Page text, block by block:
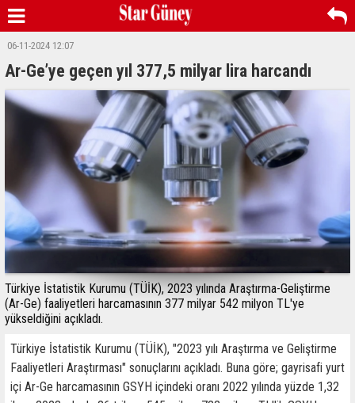
06-11-2024 12:07
Ar-Ge’ye geçen yıl 377,5 milyar lira harcandı
Türkiye İstatistik Kurumu (TÜİK), 2023 yılında Araştırma-Geliştirme
(Ar-Ge) faaliyetleri harcamasının 377 milyar 542 milyon TL'ye
yükseldiğini açıkladı.
Türkiye İstatistik Kurumu (TÜİK), "2023 yılı Araştırma ve Geliştirme
Faaliyetleri Araştırması" sonuçlarını açıkladı. Buna göre; gayrisafi yurt
içi Ar-Ge harcamasının GSYH içindeki oranı 2022 yılında yüzde 1,32